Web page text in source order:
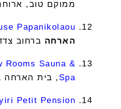
ממוקם טוב,
Papanikolaou
הארחה ברחוב
Rooms Sauna &
Spa , בית הארחה
Petit Pension